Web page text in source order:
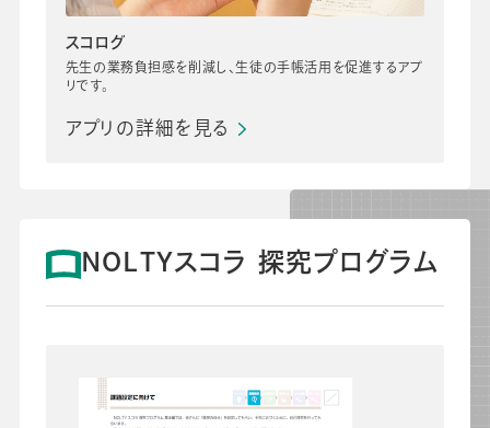
スコログ
先生の業務負担感を削減し、生徒の手帳活用を促進するアプ
リです。
アプリの詳細を見る
NOLTYスコラ 探究プログラム